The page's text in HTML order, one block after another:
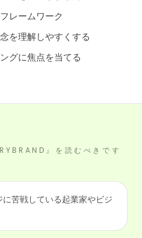
レームワーク
を理解しやすくする
グに焦点を当てる
』を読むべきです
苦戦している起業家やビジ